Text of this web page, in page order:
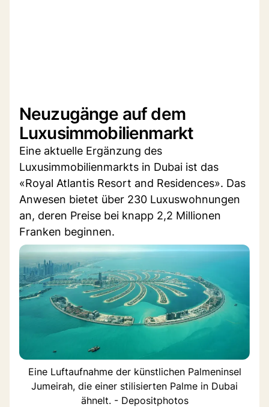
Neuzugänge auf dem
Luxusimmobilienmarkt
Eine aktuelle Ergänzung des
Luxusimmobilienmarkts in Dubai ist das
«Royal Atlantis Resort and Residences». Das
Anwesen bietet über 230 Luxuswohnungen
an, deren Preise bei knapp 2,2 Millionen
Franken beginnen.
Eine Luftaufnahme der künstlichen Palmeninsel
Jumeirah, die einer stilisierten Palme in Dubai
ähnelt. - Depositphotos